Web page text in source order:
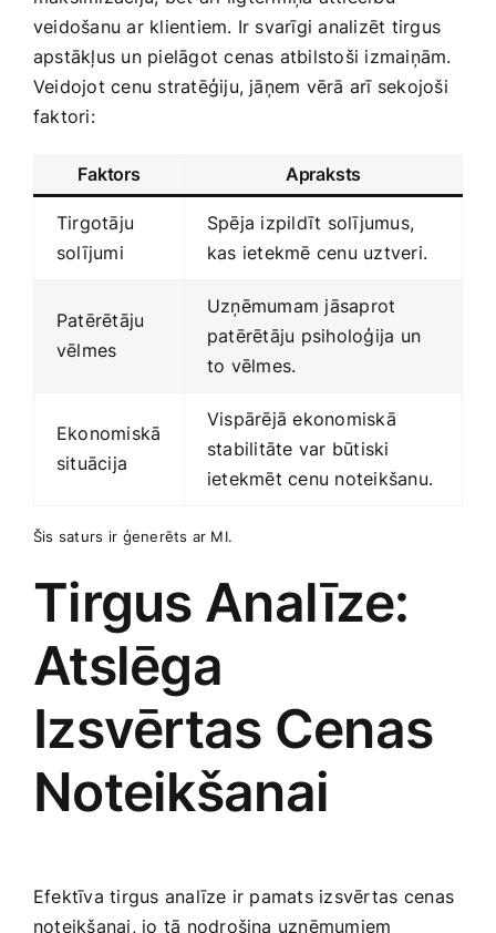
veidošanu ar klientiem. Ir svarīgi‌ analizēt tirgus
apstākļus un pielāgot cenas atbilstoši izmaiņām.
Veidojot cenu stratēģiju, jāņem vērā arī sekojoši
faktori:
Faktors Apraksts
Tirgotāju
solījumi
Spēja​ izpildīt solījumus,
kas ietekmē cenu uztveri.
Patērētāju
vēlmes
Uzņēmumam jāsaprot
patērētāju ‌psiholoģija un
to vēlmes.
Ekonomiskā
situācija
Vispārējā ekonomiskā
stabilitāte​ var būtiski⁢
ietekmēt cenu noteikšanu.
Šis ‌saturs ir ⁢ģenerēts ar MI.
Tirgus Analīze:
Atslēga
Izsvērtas‌ Cenas
Noteikšanai
Efektīva tirgus analīze ir pamats izsvērtas⁣ cenas
noteikšanai, jo tā nodrošina uzņēmumiem